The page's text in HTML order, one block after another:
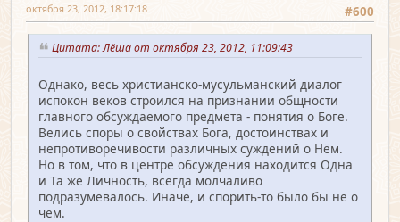
#600
октября 23, 2012, 18:17:18
Цитата: Лёша от октября 23, 2012, 11:09:43
Однако, весь христианско-мусульманский диалог
испокон веков строился на признании общности
главного обсуждаемого предмета - понятия о Боге.
Велись споры о свойствах Бога, достоинствах и
непротиворечивости различных суждений о Нём.
Но в том, что в центре обсуждения находится Одна
и Та же Личность, всегда молчаливо
подразумевалось. Иначе, и спорить-то было бы не о
чем.